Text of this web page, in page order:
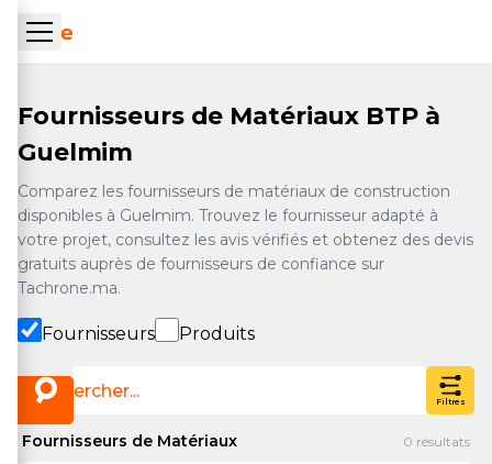
Aller au contenu principal
Fournisseurs de Matériaux BTP à
Guelmim
Comparez les fournisseurs de matériaux de construction
disponibles à Guelmim. Trouvez le fournisseur adapté à
votre projet, consultez les avis vérifiés et obtenez des devis
gratuits auprès de fournisseurs de confiance sur
Tachrone.ma.
Fournisseurs Produits
Filtres
Fournisseurs de Matériaux 0 résultats